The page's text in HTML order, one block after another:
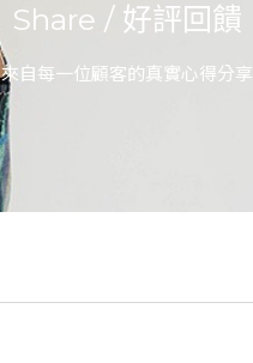
Share / 好評回饋
來自每一位顧客的真實心得分享